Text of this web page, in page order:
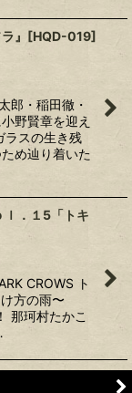
ラ』[HQD-019]
郎・稲田徹・
野賢章を迎え
ラスの生き残
め辿り着いた
ｌ．１5「トキ
CROWS ト
方の雨〜
那珂村たかこ